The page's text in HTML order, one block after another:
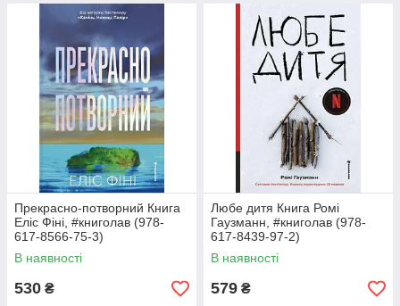
Прекрасно-потворний Книга
Еліс Фіні, #книголав (978-
617-8566-75-3)
В наявності
530 ₴
Любе дитя Книга Ромі
Гаузманн, #книголав (978-
617-8439-97-2)
В наявності
579 ₴